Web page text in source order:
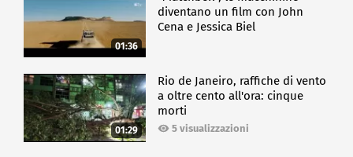
01:36
diventano un film con John
Cena e Jessica Biel
01:29
Rio de Janeiro, raffiche di vento
a oltre cento all'ora: cinque
morti
5 visualizzazioni